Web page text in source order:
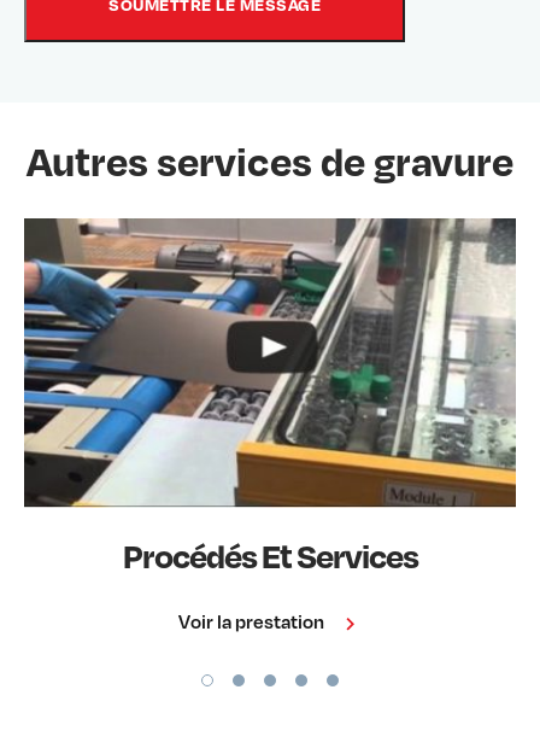
Autres services de gravure
Procédés Et Services
Voir la prestation